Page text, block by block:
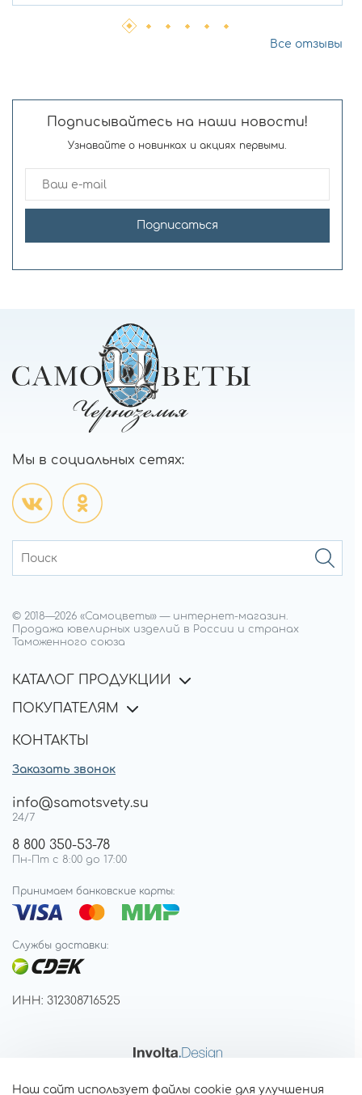
Все отзывы
Подписывайтесь на наши новости!
Узнавайте о новинках и акциях первыми.
Подписаться
Мы в социальных сетях:
© 2018—2026 «Самоцветы» — интернет-магазин.
Продажа ювелирных изделий в России и странах
Таможенного союза
КАТАЛОГ ПРОДУКЦИИ
ПОКУПАТЕЛЯМ
КОНТАКТЫ
Заказать звонок
info@samotsvety.su
24/7
8 800 350-53-78
Пн-Пт с 8:00 до 17:00
Принимаем банковские карты:
Службы доставки:
ИНН: 312308716525
Наш сайт использует файлы cookie для улучшения